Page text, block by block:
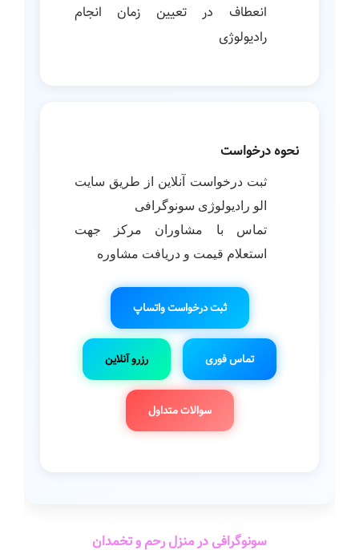
انعطاف در تعیین زمان انجام
رادیولوژی
نحوه درخواست
ثبت درخواست آنلاین از طریق سایت
الو رادیولوژی سونوگرافی
تماس با مشاوران مرکز جهت
استعلام قیمت و دریافت مشاوره
ثبت درخواست واتساپ
تماس فوری رزرو آنلاین
سوالات متداول
سونوگرافی در منزل رحم و تخمدان